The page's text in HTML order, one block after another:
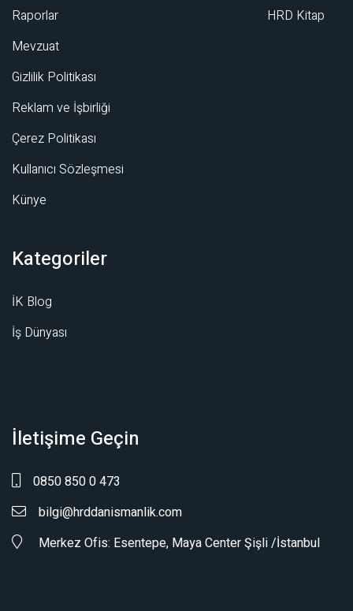
Raporlar
Mevzuat
Gizlilik Politikası
Reklam ve İşbirliği
Çerez Politikası
Kullanıcı Sözleşmesi
Künye
HRD Kitap
Kategoriler
İK Blog
İş Dünyası
İletişime Geçin
0850 850 0 473
bilgi@hrddanismanlik.com
Merkez Ofis: Esentepe, Maya Center Şişli /İstanbul